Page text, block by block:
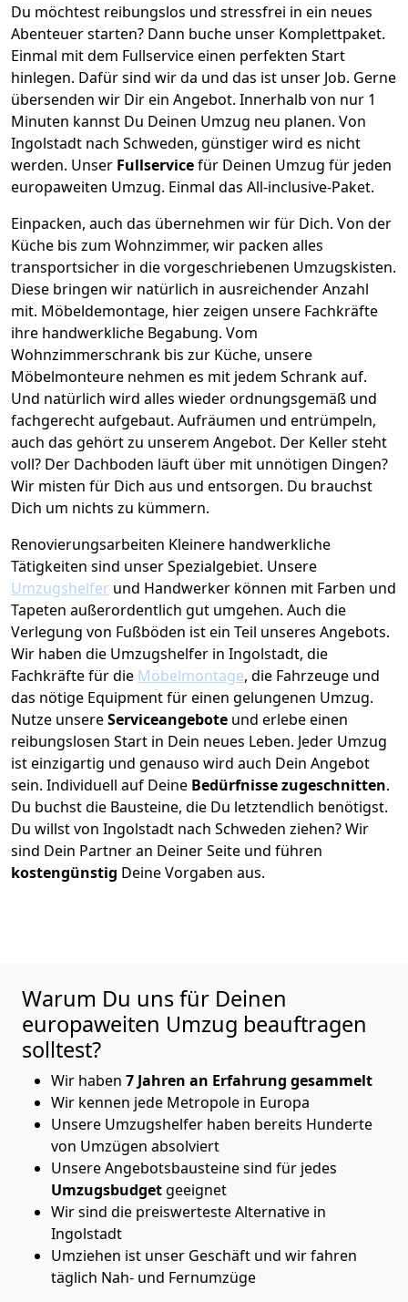
Du möchtest reibungslos und stressfrei in ein neues
Abenteuer starten? Dann buche unser Komplettpaket.
Einmal mit dem Fullservice einen perfekten Start
hinlegen. Dafür sind wir da und das ist unser Job. Gerne
übersenden wir Dir ein Angebot. Innerhalb von nur 1
Minuten kannst Du Deinen Umzug neu planen. Von
Ingolstadt nach Schweden, günstiger wird es nicht
werden. Unser Fullservicefür Deinen Umzug für jeden
europaweiten Umzug. Einmal das All-inclusive-Paket.
Einpacken, auch das übernehmen wir für Dich. Von der
Küche bis zum Wohnzimmer, wir packen alles
transportsicher in die vorgeschriebenen Umzugskisten.
Diese bringen wir natürlich in ausreichender Anzahl
mit. Möbeldemontage, hier zeigen unsere Fachkräfte
ihre handwerkliche Begabung. Vom
Wohnzimmerschrank bis zur Küche, unsere
Möbelmonteure nehmen es mit jedem Schrank auf.
Und natürlich wird alles wieder ordnungsgemäß und
fachgerecht aufgebaut. Aufräumen und entrümpeln,
auch das gehört zu unserem Angebot. Der Keller steht
voll? Der Dachboden läuft über mit unnötigen Dingen?
Wir misten für Dich aus und entsorgen. Du brauchst
Dich um nichts zu kümmern.
Renovierungsarbeiten Kleinere handwerkliche
Tätigkeiten sind unser Spezialgebiet. Unsere
Umzugshelfer und Handwerker können mit Farben und
Tapeten außerordentlich gut umgehen. Auch die
Verlegung von Fußböden ist ein Teil unseres Angebots.
Wir haben die Umzugshelfer in Ingolstadt, die
Fachkräfte für die Möbelmontage, die Fahrzeuge und
das nötige Equipment für einen gelungenen Umzug.
Nutze unsereServiceangebote und erlebe einen
reibungslosen Start in Dein neues Leben. Jeder Umzug
ist einzigartig und genauso wird auch Dein Angebot
sein. Individuell auf Deine Bedürfnisse zugeschnitten.
Du buchst die Bausteine, die Du letztendlich benötigst.
Du willst von Ingolstadt nach Schweden ziehen? Wir
sind Dein Partner an Deiner Seite und führen
kostengünstig Deine Vorgaben aus.
Warum Du uns für Deinen
europaweiten Umzug beauftragen
solltest?
Wir haben 7 Jahren an Erfahrung gesammelt
Wir kennen jede Metropole in Europa
Unsere Umzugshelfer haben bereits Hunderte
von Umzügen absolviert
Unsere Angebotsbausteine sind für jedes
Umzugsbudgetgeeignet
Wir sind die preiswerteste Alternative in
Ingolstadt
Umziehen ist unser Geschäft und wir fahren
täglich Nah- und Fernumzüge